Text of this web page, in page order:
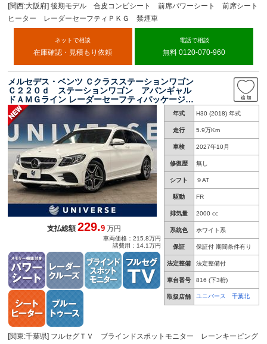
[関西:大阪府] 後期モデル 合皮コンビシート 前席パワーシート 前席シート
ヒーター レーダーセーフティＰＫＧ 禁煙車
ネットで相談
在庫確認・見積もり依頼
電話で相談
無料 0120-070-960
メルセデス・ベンツ Ｃクラスステーションワゴン
Ｃ２２０ｄ ステーションワゴン アバンギャル
ドＡＭＧライン レーダーセーフティパッケージ
純正ナビ リアビューカメラ パークトロニッ
ク アンビエントライト フルセグＴＶ ブライ
ンドスポットモニター レーンキーピングアシス
ト シートヒーター 電動リアゲート
年式 H30 (2018) 年式
走行 5.9万Km
車検 2027年10月
修復歴 無し
シフト ９AT
駆動 FR
排気量 2000 cc
系統色 ホワイト系
保証 保証付 期間条件有り
法定整備 法定整備付
車台番号 816 (下3桁)
取扱店舗 ユニバース 千葉北
支払総額229.9 万円
車両価格：215.8万円
諸費用：14.1万円
[関東:千葉県] フルセグＴＶ ブラインドスポットモニター レーンキーピング